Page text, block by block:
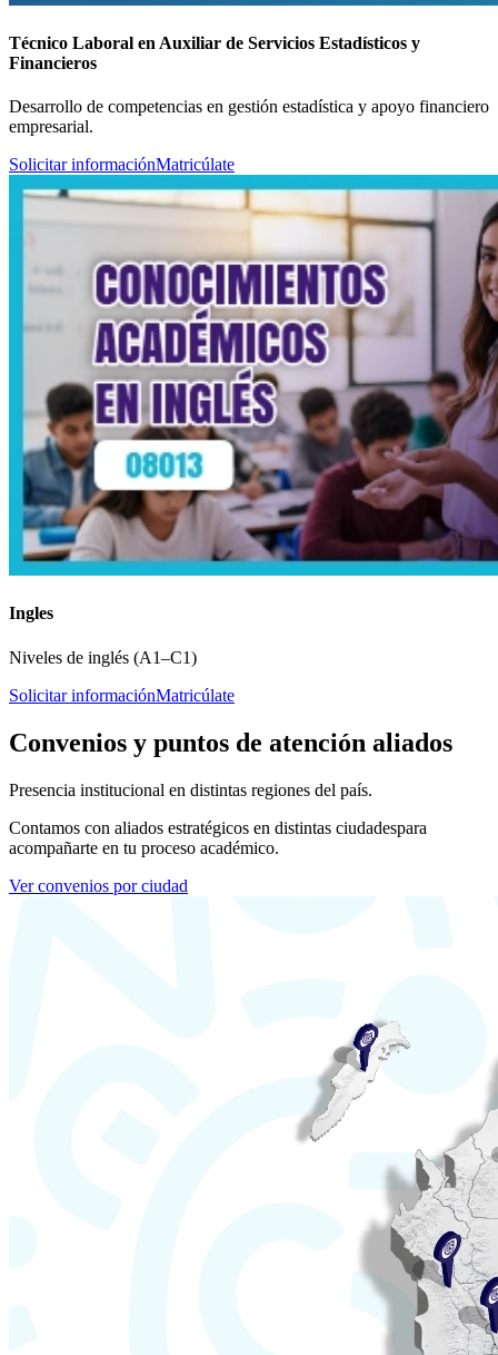
Técnico Laboral en Auxiliar de Servicios Estadísticos y
Financieros
Desarrollo de competencias en gestión estadística y apoyo financiero
empresarial.
Solicitar informaciónMatricúlate
Ingles
Niveles de inglés (A1–C1)
Solicitar informaciónMatricúlate
Convenios y puntos de atención aliados
Presencia institucional en distintas regiones del país.
Contamos con aliados estratégicos en distintas ciudadespara
acompañarte en tu proceso académico.
Ver convenios por ciudad